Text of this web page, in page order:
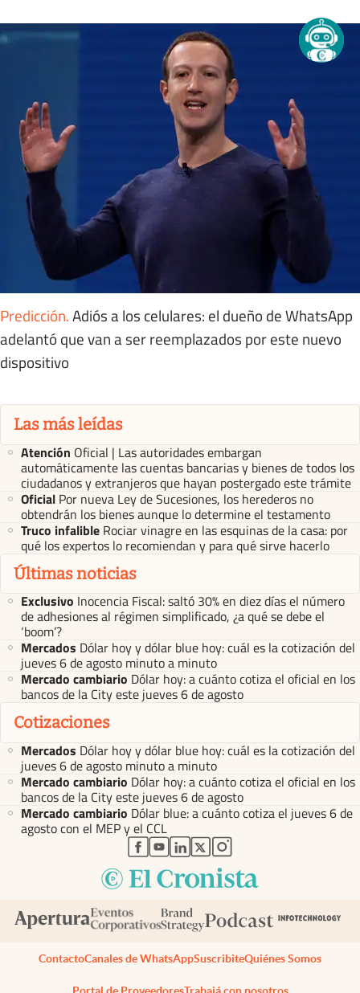
Predicción.Adiós a los celulares: el dueño de WhatsApp
adelantó que van a ser reemplazados por este nuevo
dispositivo
Las más leídas
Atención Oficial | Las autoridades embargan
automáticamente las cuentas bancarias y bienes de todos los
ciudadanos y extranjeros que hayan postergado este trámite
Oficial Por nueva Ley de Sucesiones, los herederos no
obtendrán los bienes aunque lo determine el testamento
Truco infalible Rociar vinagre en las esquinas de la casa: por
qué los expertos lo recomiendan y para qué sirve hacerlo
Últimas noticias
Exclusivo Inocencia Fiscal: saltó 30% en diez días el número
de adhesiones al régimen simplificado, ¿a qué se debe el
‘boom’?
Mercados Dólar hoy y dólar blue hoy: cuál es la cotización del
jueves 6 de agosto minuto a minuto
Mercado cambiario Dólar hoy: a cuánto cotiza el oficial en los
bancos de la City este jueves 6 de agosto
Cotizaciones
Mercados Dólar hoy y dólar blue hoy: cuál es la cotización del
jueves 6 de agosto minuto a minuto
Mercado cambiario Dólar hoy: a cuánto cotiza el oficial en los
bancos de la City este jueves 6 de agosto
Mercado cambiario Dólar blue: a cuánto cotiza el jueves 6 de
agosto con el MEP y el CCL
abre en nueva pestaña
abre en nueva pestaña
abre en nueva pestaña
abre en nueva pestaña
abre en nueva pestaña
ContactoCanales de WhatsAppSuscribiteQuiénes Somos